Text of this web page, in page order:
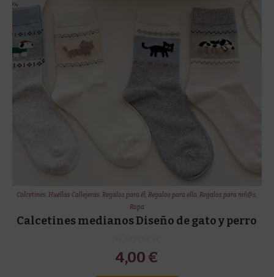
Calcetines,Huellas Callejeras,Regalos para él,Regalos para ella,Regalos para niñ@s,
Ropa
Calcetines medianos Diseño de gato y perro
4,00 €